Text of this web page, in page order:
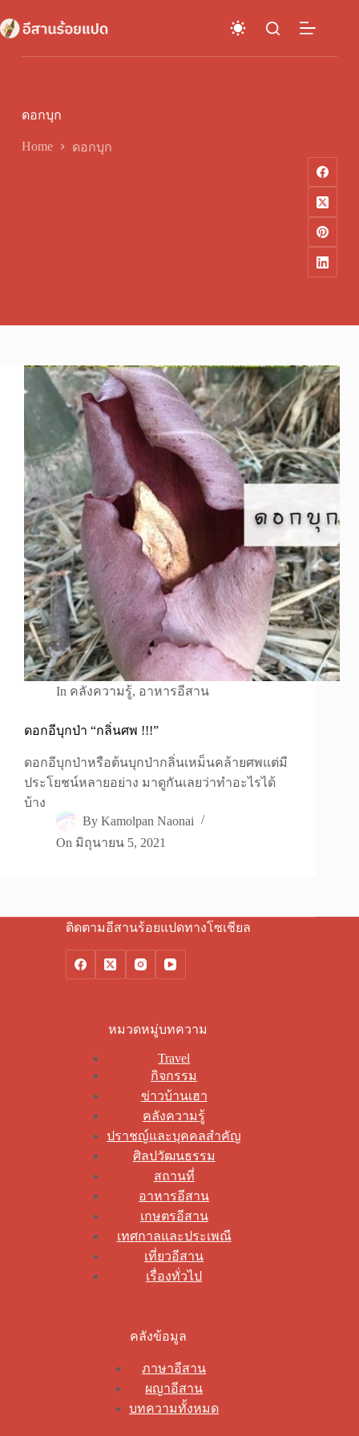
to
content
ดอกบุก
Home ดอกบุก
In คลังความรู้, อาหารอีสาน
ดอกอีบุกป่า “กลิ่นศพ !!!”
ดอกอีบุกป่าหรือต้นบุกป่ากลิ่นเหม็นคล้ายศพแต่มี
ประโยชน์หลายอย่าง มาดูกันเลยว่าทำอะไรได้
บ้าง
By Kamolpan Naonai
On มิถุนายน 5, 2021
ติดตามอีสานร้อยแปดทางโซเชียล
หมวดหมู่บทความ
Travel
กิจกรรม
ข่าวบ้านเฮา
คลังความรู้
ปราชญ์และบุคคลสำคัญ
ศิลปวัฒนธรรม
สถานที่
อาหารอีสาน
เกษตรอีสาน
เทศกาลและประเพณี
เที่ยวอีสาน
เรื่องทั่วไป
คลังข้อมูล
ภาษาอีสาน
ผญาอีสาน
บทความทั้งหมด